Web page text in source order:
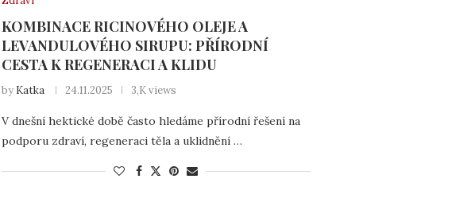
KOMBINACE RICINOVÉHO OLEJE A
LEVANDULOVÉHO SIRUPU: PŘÍRODNÍ
CESTA K REGENERACI A KLIDU
by Katka 24.11.2025 3,K views
V dnešní hektické době často hledáme přírodní řešení na
podporu zdraví, regeneraci těla a uklidnění …